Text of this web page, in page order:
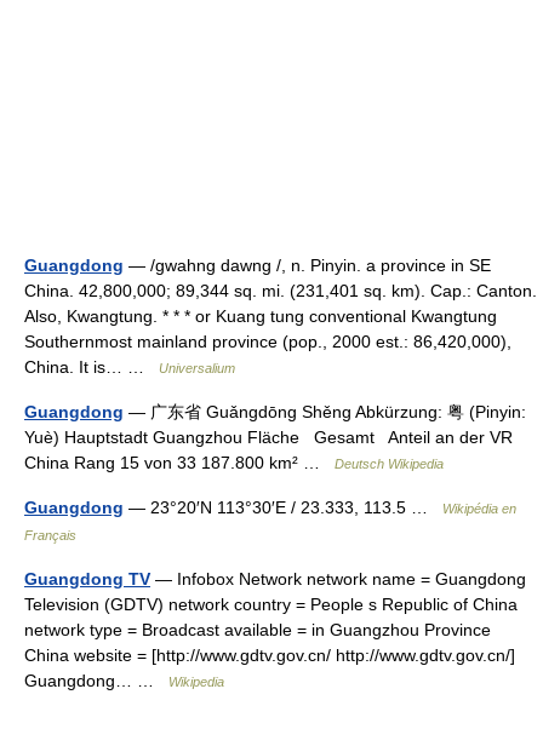
Guangdong — /gwahng dawng /, n. Pinyin. a province in SE
China. 42,800,000; 89,344 sq. mi. (231,401 sq. km). Cap.: Canton.
Also, Kwangtung. * * * or Kuang tung conventional Kwangtung
Southernmost mainland province (pop., 2000 est.: 86,420,000),
China. It is… …
Universalium
Guangdong — 广东省 Guǎngdōng Shěng Abkürzung: 粤 (Pinyin:
Yuè) Hauptstadt Guangzhou Fläche Gesamt Anteil an der VR
China Rang 15 von 33 187.800 km² …
Deutsch Wikipedia
Guangdong — 23°20′N 113°30′E / 23.333, 113.5 …
Wikipédia en
Français
Guangdong TV — Infobox Network network name = Guangdong
Television (GDTV) network country = People s Republic of China
network type = Broadcast available = in Guangzhou Province
China website = [http://www.gdtv.gov.cn/ http://www.gdtv.gov.cn/]
Guangdong… …
Wikipedia